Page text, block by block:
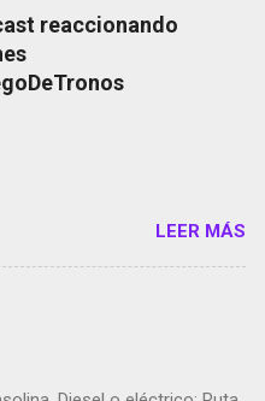
Música y vídeo selfies en la
saca a Kevin Spacey de su
a los que usan el
La serie de la Tierra
de bicicletas de alquiler
Photos Llegando Partimos
tamaño y su importancia...
reaccionando
LEER MÁS